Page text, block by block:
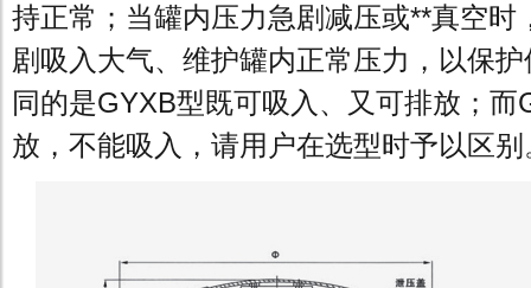
持正常；当罐内压力急剧减压或**真空时
剧吸入大气、维护罐内正常压力，以保
同的是GYXB型既可吸入、又可排放；而
放，不能吸入，请用户在选型时予以区别